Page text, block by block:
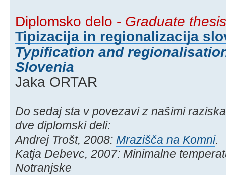
Diplomsko delo - Graduate thesis
Tipizacija in regionalizacija
Typification and
Slovenia
Jaka ORTAR
Do sedaj sta v povezavi z našimi
dve diplomski deli:
Andrej Trošt, 2008: Mrazišča na Komni.
Katja Debevc, 2007: Minimalne
Notranjske